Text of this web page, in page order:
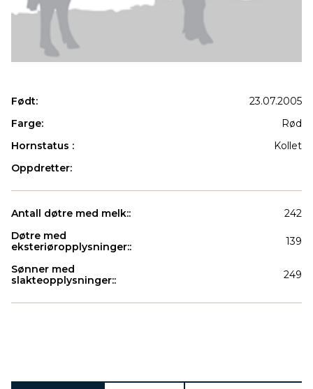
Født:
23.07.2005
Farge:
Rød
Hornstatus :
Kollet
Oppdretter:
Antall døtre med melk::
242
Døtre med
eksteriøropplysninger::
139
Sønner med
slakteopplysninger::
249